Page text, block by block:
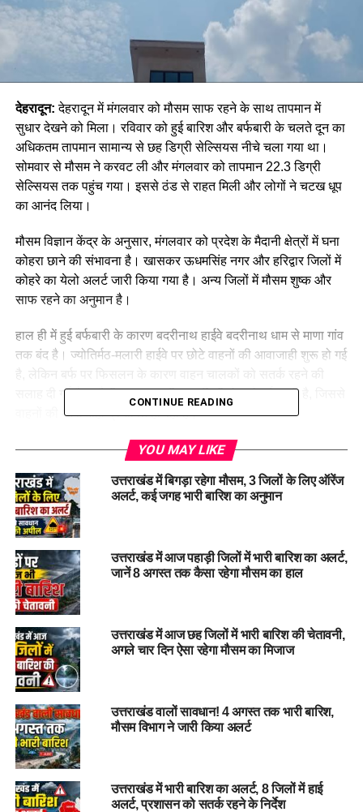
देहरादून:देहरादून में मंगलवार को मौसम साफ रहने के साथ तापमान में
सुधार देखने को मिला। रविवार को हुई बारिश और बर्फबारी के चलते दून का
अधिकतम तापमान सामान्य से छह डिग्री सेल्सियस नीचे चला गया था।
सोमवार से मौसम ने करवट ली और मंगलवार को तापमान 22.3 डिग्री
सेल्सियस तक पहुंच गया। इससे ठंड से राहत मिली और लोगों ने चटख धूप
का आनंद लिया।
मौसम विज्ञान केंद्र के अनुसार, मंगलवार को प्रदेश के मैदानी क्षेत्रों में घना
कोहरा छाने की संभावना है। खासकर ऊधमसिंह नगर और हरिद्वार जिलों में
कोहरे का येलो अलर्ट जारी किया गया है। अन्य जिलों में मौसम शुष्क और
साफ रहने का अनुमान है।
हाल ही में हुई बर्फबारी के कारण बदरीनाथ हाईवे बदरीनाथ धाम से माणा गांव
तक बंद है। ज्योतिर्मठ-मलारी हाईवे पर छोटे वाहनों की आवाजाही शुरू हो गई
सलाह दी गई है। औली सड़क पर भी सात किमी से आगे बर्फ जमी है, जिससे
वाहनों की आवाजाही प्रभावित हो रही है।
मंगलवार को चटख धूप खिलने से कड़ाके की ठंड से राहत मिली। हालांकि,
स्थिति पर नजर रखने और सतर्कता बरतने की जरूरत है।
#WeatherUpdate, #
#SnowfallImpact, #RelieffromCold
CONTINUE READING
YOU MAY LIKE
उत्तराखंड में बिगड़ा रहेगा मौसम, 3 जिलों के लिए ऑरेंज
अलर्ट, कई जगह भारी बारिश का अनुमान
उत्तराखंड में आज पहाड़ी जिलों में भारी बारिश का अलर्ट,
जानें 8 अगस्त तक कैसा रहेगा मौसम का हाल
उत्तराखंड में आज छह जिलों में भारी बारिश की चेतावनी,
अगले चार दिन ऐसा रहेगा मौसम का मिजाज
उत्तराखंड वालों सावधान! 4 अगस्त तक भारी बारिश,
मौसम विभाग ने जारी किया अलर्ट
उत्तराखंड में भारी बारिश का अलर्ट, 8 जिलों में हाई
अलर्ट, प्रशासन को सतर्क रहने के निर्देश